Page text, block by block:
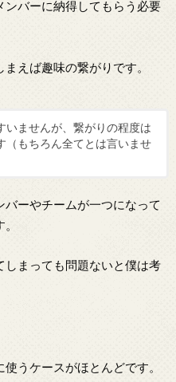
バーに納得してもらう必要
えば趣味の繋がりです。
いませんが、繋がりの程度は
（もちろん全てとは言いませ
ーやチームが一つになって
まっても問題ないと僕は考
うケースがほとんどです。